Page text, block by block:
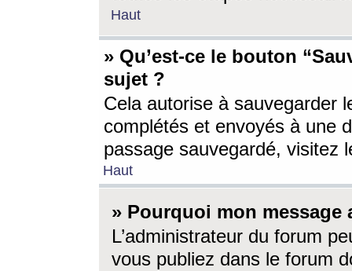
Haut
» Qu’est-ce le bouton
sujet ?
Cela autorise à sauvegarder
complétés et envoyés à une
passage sauvegardé, visitez
Haut
» Pourquoi mon message
L’administrateur du forum
vous publiez dans le forum